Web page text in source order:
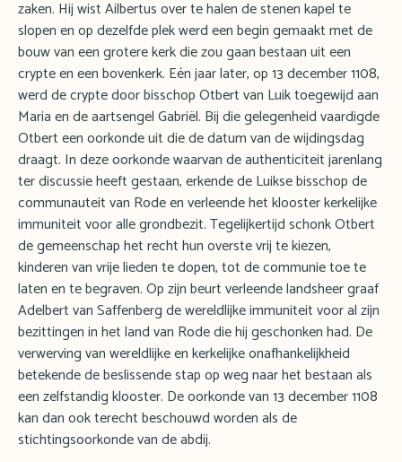
zaken. Hij wist Ailbertus over te halen de stenen kapel te
slopen en op dezelfde plek werd een begin gemaakt met de
bouw van een grotere kerk die zou gaan bestaan uit een
crypte en een bovenkerk. Eén jaar later, op 13 december 1108,
werd de crypte door bisschop Otbert van Luik toegewijd aan
Maria en de aartsengel Gabriël. Bij die gelegenheid vaardigde
Otbert een oorkonde uit die de datum van de wijdingsdag
draagt. In deze oorkonde waarvan de authenticiteit jarenlang
ter discussie heeft gestaan, erkende de Luikse bisschop de
communauteit van Rode en verleende het klooster kerkelijke
immuniteit voor alle grondbezit. Tegelijkertijd schonk Otbert
de gemeenschap het recht hun overste vrij te kiezen,
kinderen van vrije lieden te dopen, tot de communie toe te
laten en te begraven. Op zijn beurt verleende landsheer graaf
Adelbert van Saffenberg de wereldlijke immuniteit voor al zijn
bezittingen in het land van Rode die hij geschonken had. De
verwerving van wereldlijke en kerkelijke onafhankelijkheid
betekende de beslissende stap op weg naar het bestaan als
een zelfstandig klooster. De oorkonde van 13 december 1108
kan dan ook terecht beschouwd worden als de
stichtingsoorkonde van de abdij.